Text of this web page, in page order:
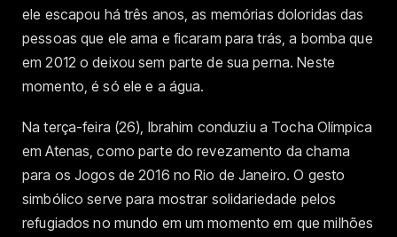
ele escapou há três anos, as memórias doloridas das
pessoas que ele ama e ficaram para trás, a bomba que
em 2012 o deixou sem parte de sua perna. Neste
momento, é só ele e a água.
Na terça-feira (26), Ibrahim conduziu a Tocha Olímpica
em Atenas, como parte do revezamento da chama
para os Jogos de 2016 no Rio de Janeiro. O gesto
simbólico serve para mostrar solidariedade pelos
refugiados no mundo em um momento em que milhões